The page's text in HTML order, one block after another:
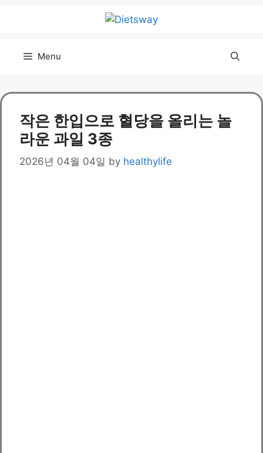
Menu
작은 한입으로 혈당을 올리는 놀
라운 과일 3종
2026년 04월 04일 by healthylife